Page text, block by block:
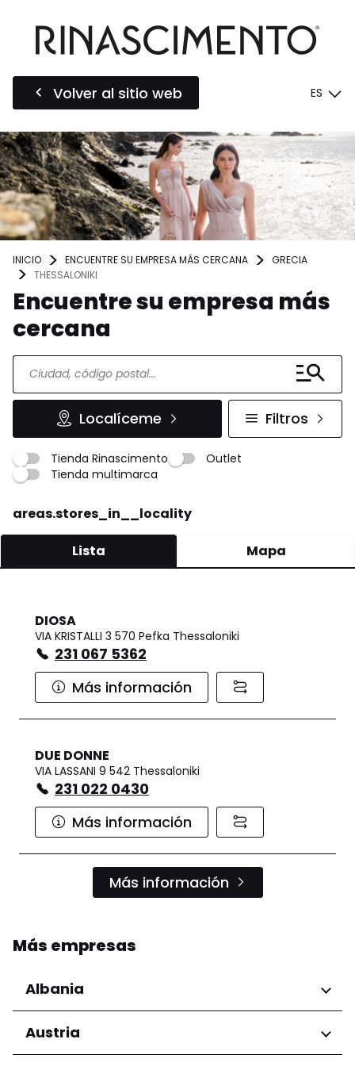
Volver al sitio web ES
INICIO ENCUENTRE SU EMPRESA MÁS CERCANA
GRECIA
THESSALONIKI
Encuentre su empresa más
cercana
Localíceme Filtros
Tienda Rinascimento
Outlet
Tienda multimarca
areas.stores_in__locality
Lista Mapa
DIOSA
VIA KRISTALLI 3 570 Pefka Thessaloniki
231 067 5362
Más información
DUE DONNE
VIA LASSANI 9 542 Thessaloniki
231 022 0430
Más información
Más información
Más empresas
Albania
Regiones
Condado de Tirana
Austria